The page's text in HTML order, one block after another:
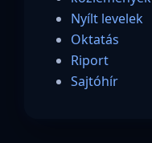
Nyílt levelek
Oktatás
Riport
Sajtóhír